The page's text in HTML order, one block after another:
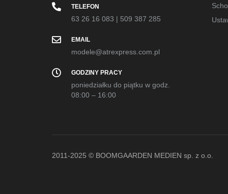
TELEFON
63 26 16 083 | 509 387 285
EMAIL
modele@atrexpress.com.pl
GODZINY PRACY
poniedziałku do piątku w godz.
08:00 – 16:00
2011-2025 © BOOMGAARDEN MEDIEN sp. z o.o.